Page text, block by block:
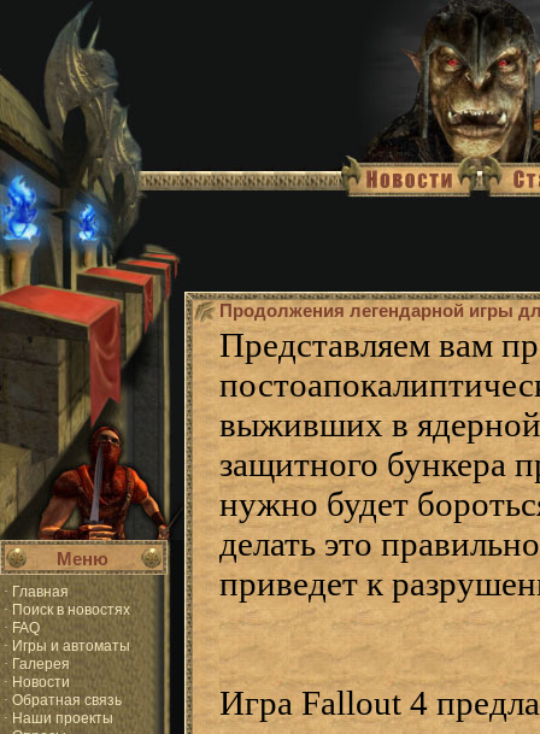
Меню
· Главная
· Поиск в новостях
· FAQ
· Игры и автоматы
· Галерея
· Новости
· Обратная связь
· Наши проекты
Продолжения легендарной игры
Представляем вам
выживших в ядерной
защитного бункера
нужно будет
делать это
приведет к
Игра Fallout 4